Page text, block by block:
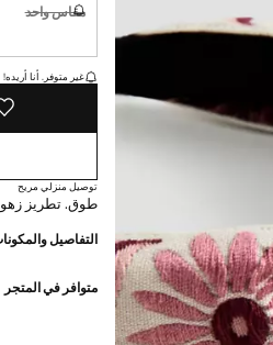
مقاس واحد
غير متوفر.
القطع الأخيرة!
غير متوفر. أنا أريده!
توصيل منزلي مريح
طوق. تطريز
التفاصيل
متوافر في المتجر